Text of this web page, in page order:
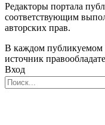
Редакторы портала
соответствующим
авторских прав.
В каждом публикуемом
источник
Вход